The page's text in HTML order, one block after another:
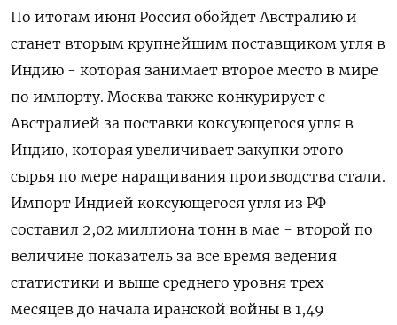
По итогам ​июня Россия обойдет Австралию и
станет вторым крупнейшим поставщиком угля в
Индию - которая занимает второе место в мире
по импорту. Москва также конкурирует с
Австралией за поставки коксующегося угля в
Индию, которая увеличивает закупки этого
сырья по мере наращивания производства стали.
Импорт Индией коксующегося угля из РФ
составил 2,02 миллиона тонн в мае - второй по
величине показатель за все время ведения
статистики и выше среднего уровня трех
месяцев до начала иранской войны в 1,49